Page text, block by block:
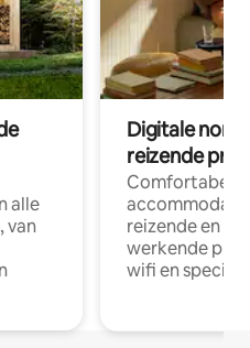
alle
van
Digitale
reizende
Comfortabele
reizende en
werkende
wifi en